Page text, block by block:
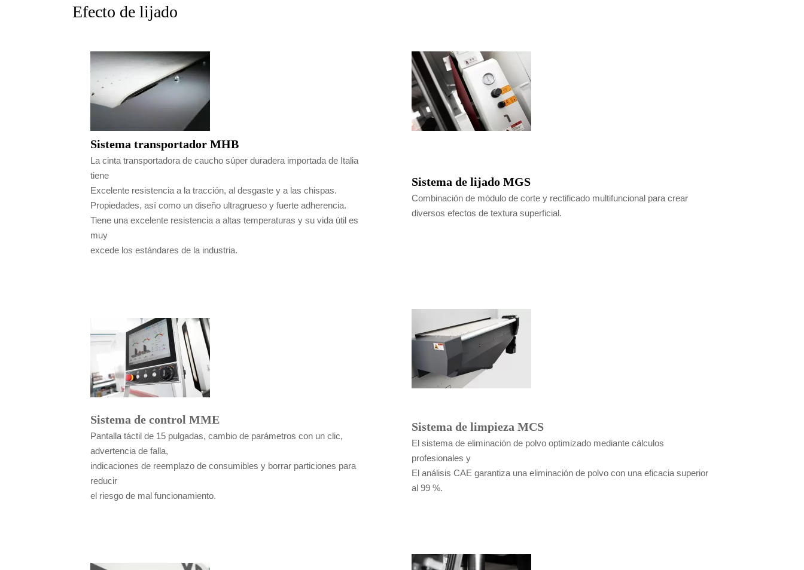
Efecto de lijado
Sistema transportador MHB
La cinta transportadora de caucho súper duradera importada de Italia
tiene
Excelente resistencia a la tracción, al desgaste y a las chispas.
Propiedades, así como un diseño ultragrueso y fuerte adherencia.
Tiene una excelente resistencia a altas temperaturas y su vida útil es
muy
excede los estándares de la industria.
Sistema de lijado MGS
Combinación de módulo de corte y rectificado multifuncional para crear
diversos efectos de textura superficial.
Sistema de control MME
Pantalla táctil de 15 pulgadas, cambio de parámetros con un clic,
advertencia de falla,
indicaciones de reemplazo de consumibles y borrar particiones para
reducir
el riesgo de mal funcionamiento.
Sistema de limpieza MCS
El sistema de eliminación de polvo optimizado mediante cálculos
profesionales y
El análisis CAE garantiza una eliminación de polvo con una eficacia superior
al 99 %.